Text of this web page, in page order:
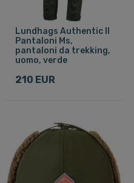
Lundhags Authentic II
Pantaloni Ms,
pantaloni da trekking,
uomo, verde
210 EUR